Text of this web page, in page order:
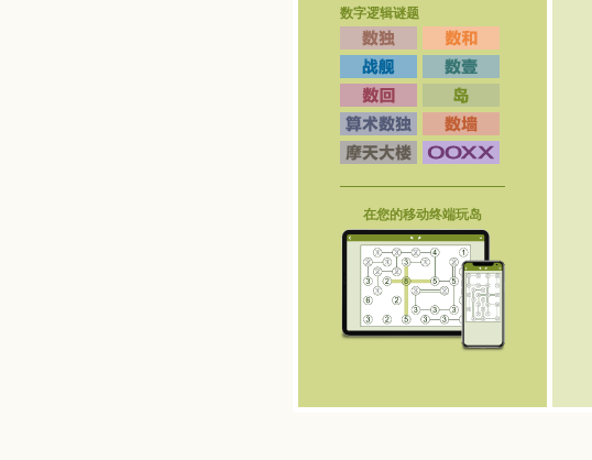
数字逻辑谜题
在您的移动终端玩岛